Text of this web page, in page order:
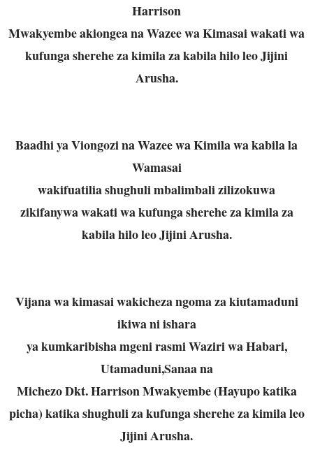
Harrison
Mwakyembe akiongea na Wazee wa Kimasai wakati wa
kufunga sherehe za kimila za kabila hilo leo Jijini
Arusha.
Baadhi ya Viongozi na Wazee wa Kimila wa kabila la
Wamasai
wakifuatilia shughuli mbalimbali zilizokuwa
zikifanywa wakati wa kufunga sherehe za kimila za
kabila hilo leo Jijini Arusha.
Vijana wa kimasai wakicheza ngoma za kiutamaduni
ikiwa ni ishara
ya kumkaribisha mgeni rasmi Waziri wa Habari,
Utamaduni,Sanaa na
Michezo Dkt. Harrison Mwakyembe (Hayupo katika
picha) katika shughuli za kufunga sherehe za kimila leo
Jijini Arusha.